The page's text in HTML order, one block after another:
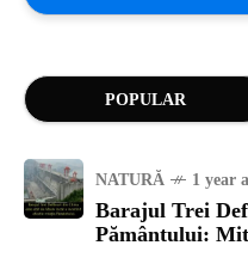
POPULAR
NATURĂ 1 year
Barajul Trei
Pământului: